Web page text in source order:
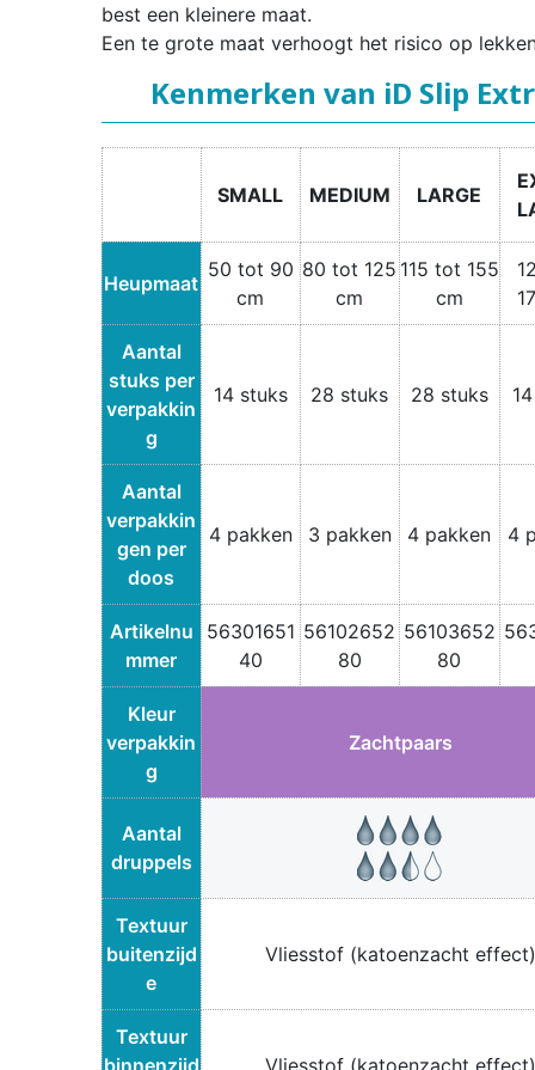
best een kleinere maat.
Een te grote maat verhoogt het risico op
Kenmerken van iD Slip
SMALL MEDIUM LARGE
Heupmaat
50 tot 90
cm
80 tot 125
cm
115 tot 155
cm
Aantal
stuks per
verpakkin
g
14 stuks 28 stuks 28 stuks
Aantal
verpakkin
gen per
doos
4 pakken 3 pakken 4 pakken 4
Artikelnu
mmer
56301651
40
56102652
80
56103652
80
Kleur
verpakkin
g
Zachtpaars
Aantal
druppels
Textuur
buitenzijd
e
Vliesstof (katoenzacht effect)
Textuur
binnenzijd
Vliesstof (katoenzacht effect)